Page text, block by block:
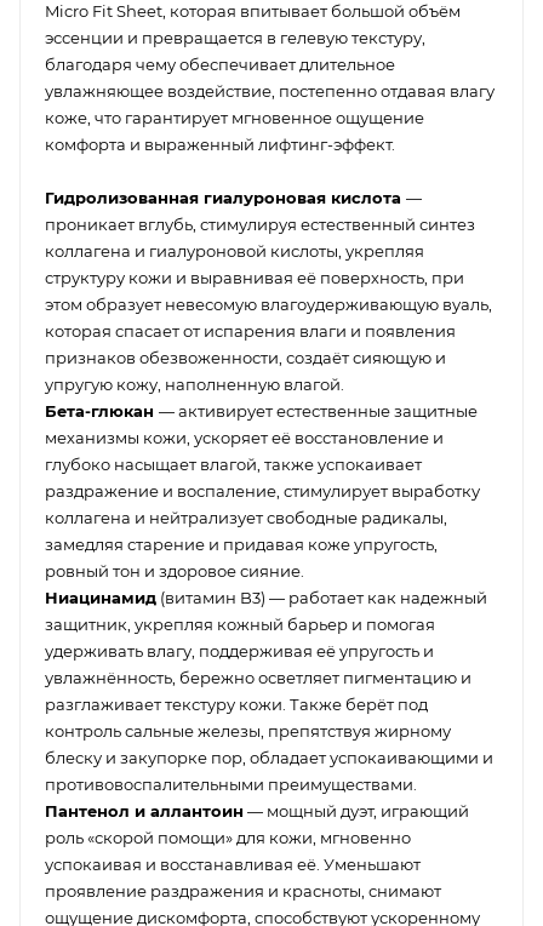
Micro Fit Sheet, которая впитывает большой объём
эссенции и превращается в гелевую текстуру,
благодаря чему обеспечивает длительное
увлажняющее воздействие, постепенно отдавая влагу
коже, что гарантирует мгновенное ощущение
комфорта и выраженный лифтинг-эффект.
Гидролизованная гиалуроновая кислота —
проникает вглубь, стимулируя естественный синтез
коллагена и гиалуроновой кислоты, укрепляя
структуру кожи и выравнивая её поверхность, при
этом образует невесомую влагоудерживающую вуаль,
которая спасает от испарения влаги и появления
признаков обезвоженности, создаёт сияющую и
упругую кожу, наполненную влагой.
Бета-глюкан — активирует естественные защитные
механизмы кожи, ускоряет её восстановление и
глубоко насыщает влагой, также успокаивает
раздражение и воспаление, стимулирует выработку
коллагена и нейтрализует свободные радикалы,
замедляя старение и придавая коже упругость,
ровный тон и здоровое сияние.
Ниацинамид (витамин B3) — работает как надежный
защитник, укрепляя кожный барьер и помогая
удерживать влагу, поддерживая её упругость и
увлажнённость, бережно осветляет пигментацию и
разглаживает текстуру кожи. Также берёт под
контроль сальные железы, препятствуя жирному
блеску и закупорке пор, обладает успокаивающими и
противовоспалительными преимуществами.
Пантенол и аллантоин — мощный дуэт, играющий
роль «скорой помощи» для кожи, мгновенно
успокаивая и восстанавливая её. Уменьшают
проявление раздражения и красноты, снимают
ощущение дискомфорта, способствуют ускоренному